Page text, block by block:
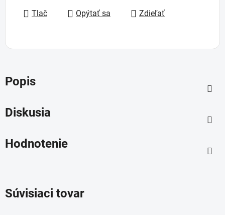
Tlač Opýtať sa Zdieľať
Popis
Diskusia
Hodnotenie
Súvisiaci tovar